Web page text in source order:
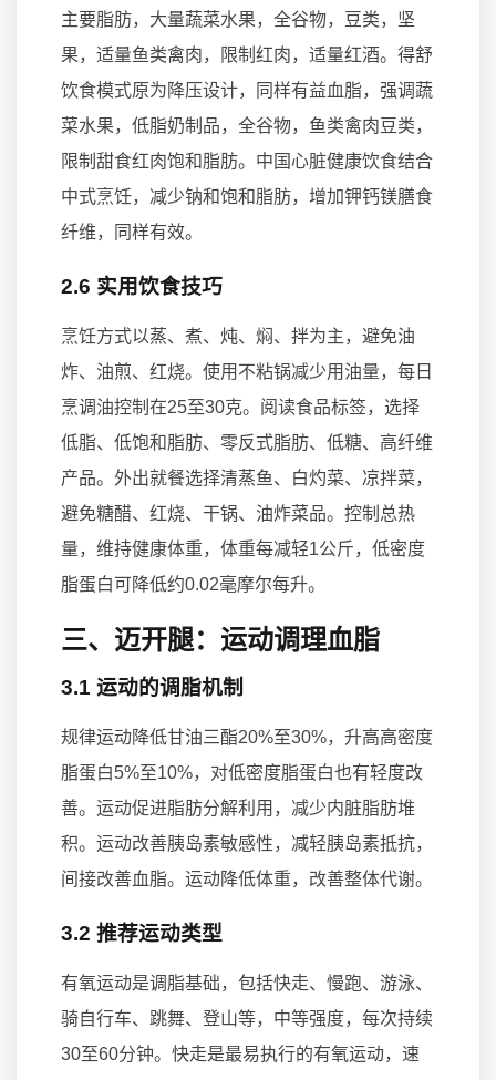
主要脂肪，大量蔬菜水果，全谷物，豆类，坚
果，适量鱼类禽肉，限制红肉，适量红酒。得舒
饮食模式原为降压设计，同样有益血脂，强调蔬
菜水果，低脂奶制品，全谷物，鱼类禽肉豆类，
限制甜食红肉饱和脂肪。中国心脏健康饮食结合
中式烹饪，减少钠和饱和脂肪，增加钾钙镁膳食
纤维，同样有效。
2.6 实用饮食技巧
烹饪方式以蒸、煮、炖、焖、拌为主，避免油
炸、油煎、红烧。使用不粘锅减少用油量，每日
烹调油控制在25至30克。阅读食品标签，选择
低脂、低饱和脂肪、零反式脂肪、低糖、高纤维
产品。外出就餐选择清蒸鱼、白灼菜、凉拌菜，
避免糖醋、红烧、干锅、油炸菜品。控制总热
量，维持健康体重，体重每减轻1公斤，低密度
脂蛋白可降低约0.02毫摩尔每升。
三、迈开腿：运动调理血脂
3.1 运动的调脂机制
规律运动降低甘油三酯20%至30%，升高高密度
脂蛋白5%至10%，对低密度脂蛋白也有轻度改
善。运动促进脂肪分解利用，减少内脏脂肪堆
积。运动改善胰岛素敏感性，减轻胰岛素抵抗，
间接改善血脂。运动降低体重，改善整体代谢。
3.2 推荐运动类型
有氧运动是调脂基础，包括快走、慢跑、游泳、
骑自行车、跳舞、登山等，中等强度，每次持续
30至60分钟。快走是最易执行的有氧运动，速